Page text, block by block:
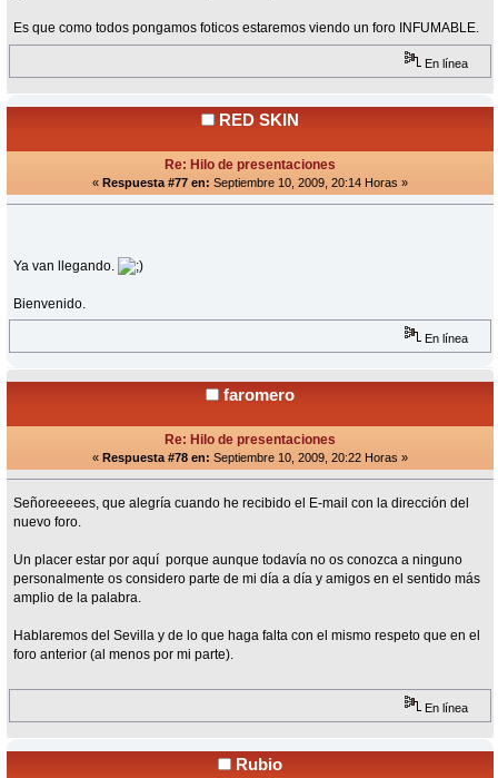
Es que como todos pongamos foticos estaremos viendo un foro INFUMABLE.
En línea
RED SKIN
Re: Hilo de presentaciones
« Respuesta #77 en: Septiembre 10, 2009, 20:14 Horas »
Ya van llegando.
Bienvenido.
En línea
faromero
Re: Hilo de presentaciones
« Respuesta #78 en: Septiembre 10, 2009, 20:22 Horas »
Señoreeeees, que alegría cuando he recibido el E-mail con la dirección del
nuevo foro.
Un placer estar por aquí porque aunque todavía no os conozca a ninguno
personalmente os considero parte de mi día a día y amigos en el sentido más
amplio de la palabra.
Hablaremos del Sevilla y de lo que haga falta con el mismo respeto que en el
foro anterior (al menos por mi parte).
En línea
Rubio